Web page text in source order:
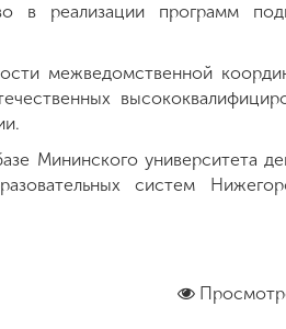
в реализации программ
межведомственной
Мининского университета
систем